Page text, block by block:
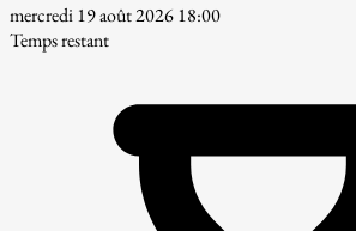
mercredi 19 août 2026 18:00
Temps restant